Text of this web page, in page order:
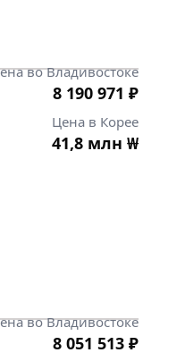
во Владивостоке
8 190 971 ₽
Цена в Корее
41,8 млн ₩
во Владивостоке
8 051 513 ₽